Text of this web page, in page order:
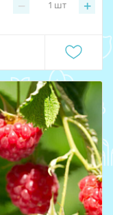
− +
1 шт